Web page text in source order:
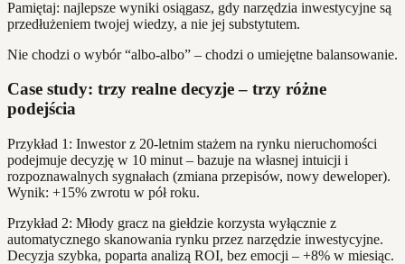
Pamiętaj: najlepsze wyniki osiągasz, gdy narzędzia inwestycyjne są
przedłużeniem twojej wiedzy, a nie jej substytutem.
Nie chodzi o wybór “albo-albo” – chodzi o umiejętne balansowanie.
Case study: trzy realne decyzje – trzy różne
podejścia
Przykład 1: Inwestor z 20-letnim stażem na rynku nieruchomości
podejmuje decyzję w 10 minut – bazuje na własnej intuicji i
rozpoznawalnych sygnałach (zmiana przepisów, nowy deweloper).
Wynik: +15% zwrotu w pół roku.
Przykład 2: Młody gracz na giełdzie korzysta wyłącznie z
automatycznego skanowania rynku przez narzędzie inwestycyjne.
Decyzja szybka, poparta analizą ROI, bez emocji – +8% w miesiąc.